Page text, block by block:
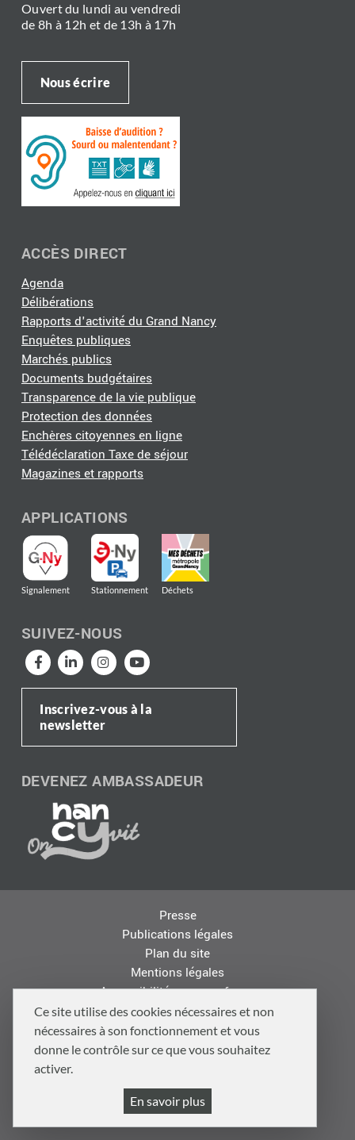
Ce site utilise des cookies nécessaires et non
nécessaires à son fonctionnement et vous
donne le contrôle sur ce que vous souhaitez
activer.
En savoir plus
Ouvert du lundi au vendredi
de 8h à 12h et de 13h à 17h
Nous écrire
ACCÈS DIRECT
Agenda
Délibérations
Rapports d'activité du Grand Nancy
Enquêtes publiques
Marchés publics
Documents budgétaires
Transparence de la vie publique
Protection des données
Enchères citoyennes en ligne
Télédéclaration Taxe de séjour
Magazines et rapports
APPLICATIONS
Signalement Stationnement Déchets
SUIVEZ-NOUS
Inscrivez-vous à la
newsletter
DEVENEZ AMBASSADEUR
Presse
Publications légales
Plan du site
Mentions légales
Accessibilité : non conforme
Les autres sites de la Métropole
Offres d'emploi
Logo
Politique de gestion des cookies et traceurs
Gestion cookies et services